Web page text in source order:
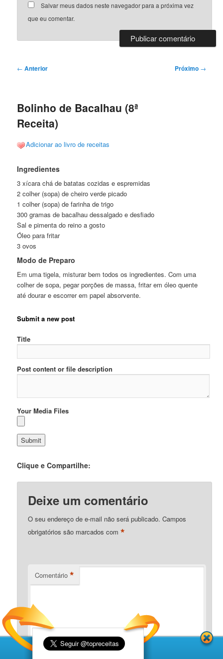
Salvar meus dados neste navegador para a próxima vez
que eu comentar.
Navegação
← Anterior Próximo →
Bolinho de Bacalhau (8ª
Receita)
Adicionar ao livro de receitas
Ingredientes
3 xícara chá de batatas cozidas e espremidas
2 colher (sopa) de cheiro verde picado
1 colher (sopa) de farinha de trigo
300 gramas de bacalhau dessalgado e desfiado
Sal e pimenta do reino a gosto
Óleo para fritar
3 ovos
Modo de Preparo
Em uma tigela, misturar bem todos os ingredientes. Com uma
colher de sopa, pegar porções de massa, fritar em óleo quente
até dourar e escorrer em papel absorvente.
Submit a new post
Title
Post content or file description
Your Media Files
Clique e Compartilhe:
Deixe um comentário
O seu endereço de e-mail não será publicado. Campos
obrigatórios são marcados com*
Comentário *